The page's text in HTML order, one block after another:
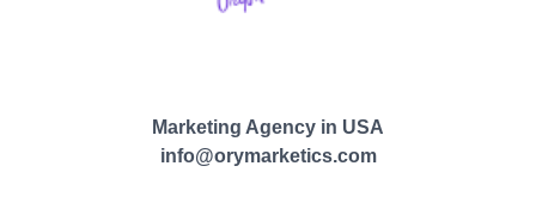
Marketing Agency in USA
info@orymarketics.com